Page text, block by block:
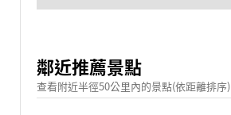
鄰近推薦景點
查看附近半徑50公里內的景點(依距離排序)